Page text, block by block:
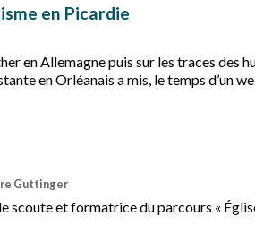
en Picardie
en Allemagne puis sur les traces des
en Orléanais a mis, le temps d’un
Picardie.
Guttinger
scoute et formatrice du parcours «